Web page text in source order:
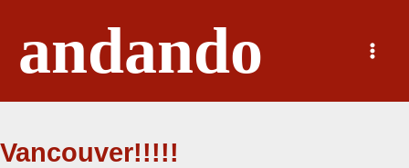
springenandando
Main
Menu
Vancouver!!!!!